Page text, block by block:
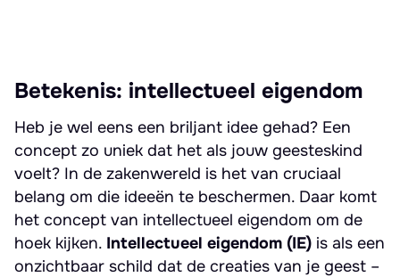
Betekenis: intellectueel eigendom
Heb je wel eens een briljant idee gehad? Een
concept zo uniek dat het als jouw geesteskind
voelt? In de zakenwereld is het van cruciaal
belang om die ideeën te beschermen. Daar komt
het concept van intellectueel eigendom om de
hoek kijken. Intellectueel eigendom (IE) is als een
onzichtbaar schild dat de creaties van je geest –